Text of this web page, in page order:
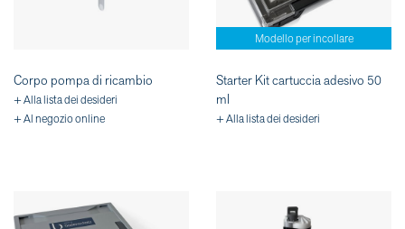
Corpo pompa di ricambio
+ Alla lista dei desideri
+ Al negozio online
Modello per incollare
Starter Kit cartuccia adesivo 50
ml
+ Alla lista dei desideri